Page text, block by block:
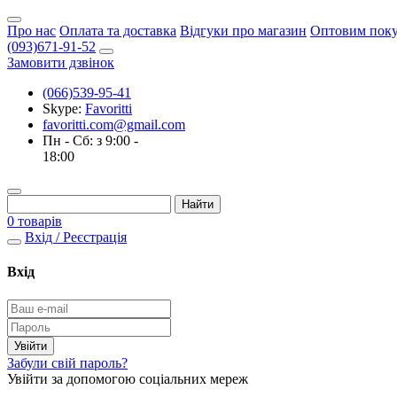
Про нас Оплата та доставка Відгуки про магазин Оптовим
(093)671-91-52
Замовити дзвінок
(066)539-95-41
Skype: Favoritti
favoritti.com@gmail.com
Пн - Сб: з 9:00 -
18:00
0 товарів
Вхід / Реєстрація
Вхід
Забули свій пароль?
Увійти за допомогою соціальних мереж